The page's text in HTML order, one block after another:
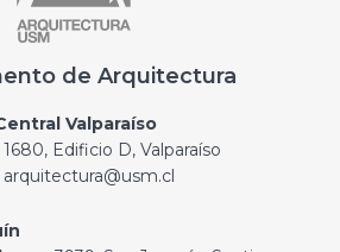
de Arquitectura
Valparaíso
Edificio D, Valparaíso
arquitectura@usm.cl